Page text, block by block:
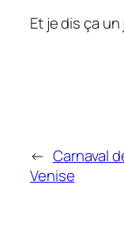
Et je dis ça
← Carnaval
Venise